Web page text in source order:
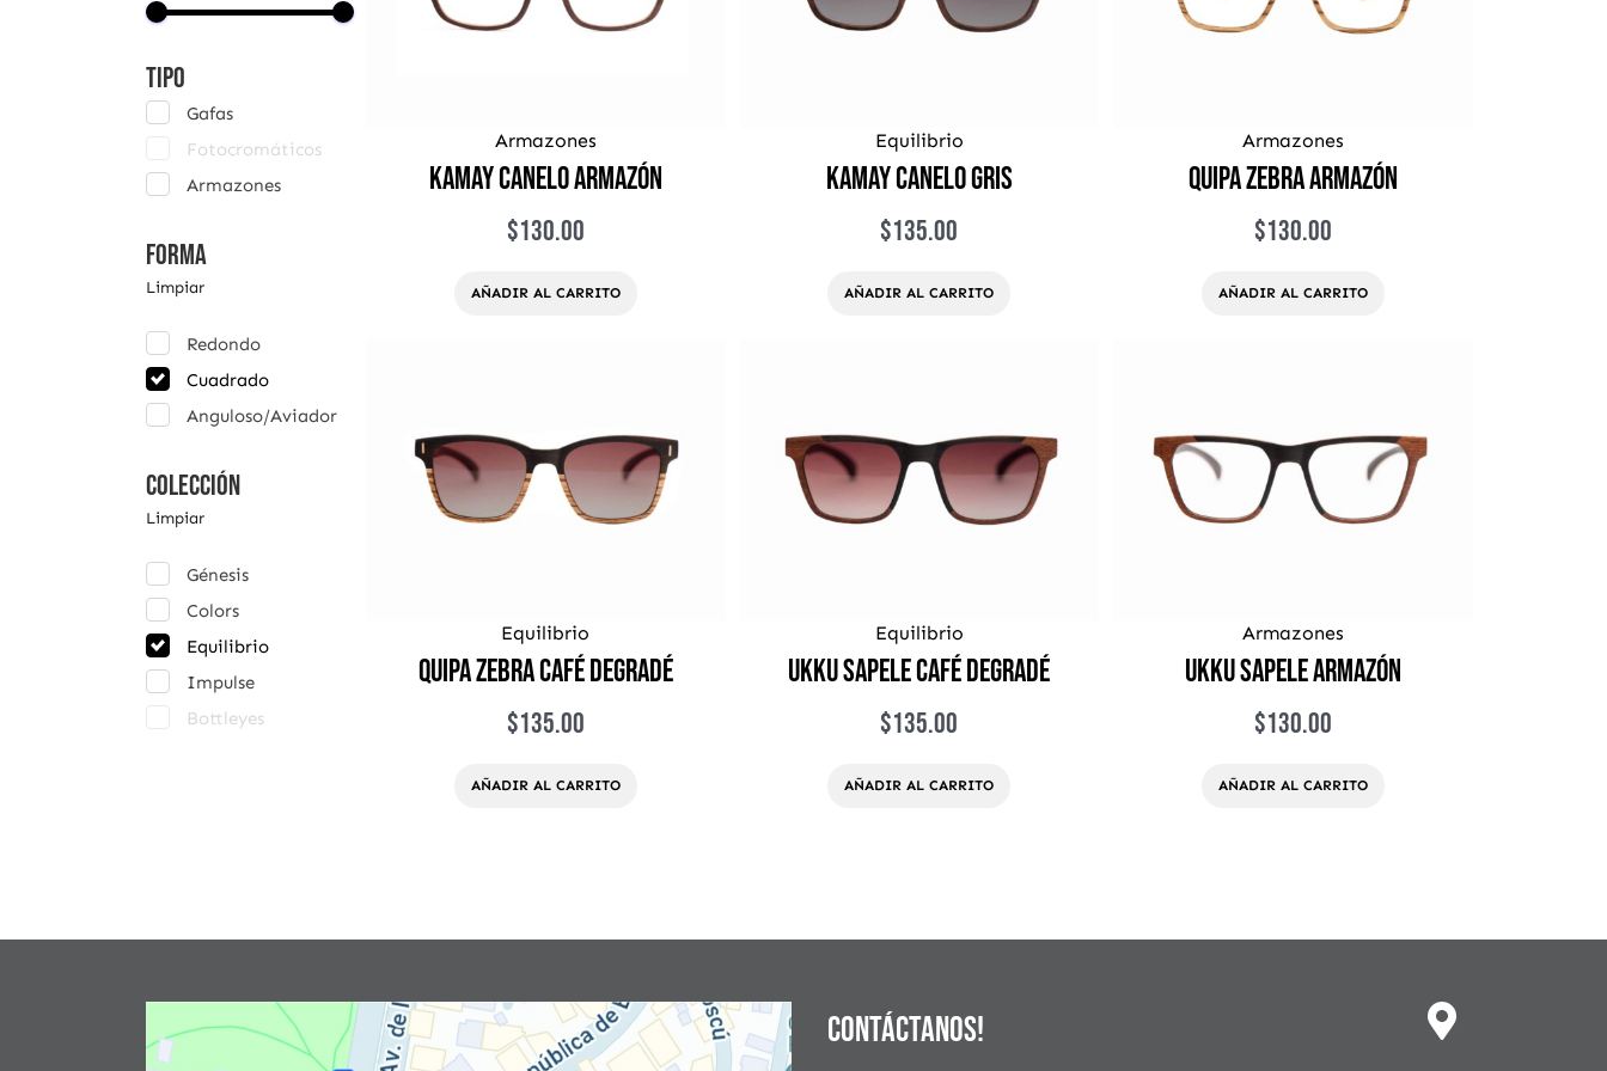
Tipo
Gafas
Fotocromáticos
Armazones
Forma
Limpiar
Redondo
Cuadrado
Anguloso/Aviador
Colección
Limpiar
Génesis
Colors
Equilibrio
Impulse
Bottleyes
Armazones
Kamay Canelo Armazón
$130.00
AÑADIR AL CARRITO
Equilibrio
Kamay Canelo Gris
$135.00
AÑADIR AL CARRITO
Armazones
Quipa Zebra Armazón
$130.00
AÑADIR AL CARRITO
Equilibrio
Quipa Zebra Café Degradé
$135.00
AÑADIR AL CARRITO
Equilibrio
Ukku Sapele Café degradé
$135.00
AÑADIR AL CARRITO
Armazones
Ukku Sapele Armazón
$130.00
AÑADIR AL CARRITO
Contáctanos!